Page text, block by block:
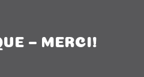
– MERCI!